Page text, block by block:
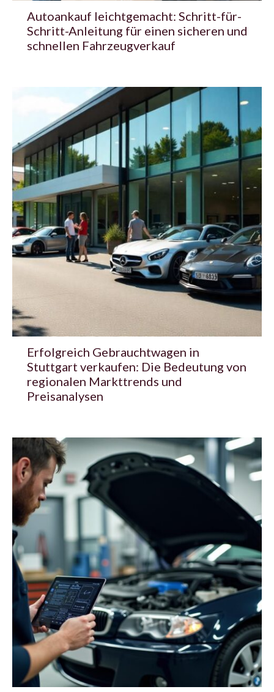
Autoankauf leichtgemacht: Schritt-für-
Schritt-Anleitung für einen sicheren und
schnellen Fahrzeugverkauf
Erfolgreich Gebrauchtwagen in
Stuttgart verkaufen: Die Bedeutung von
regionalen Markttrends und
Preisanalysen